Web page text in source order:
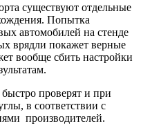
существуют отдельные
Попытка
автомобилей на стенде
врядли покажет верные
вообще сбить настройки
проверят и при
в соответствии с
производителей.